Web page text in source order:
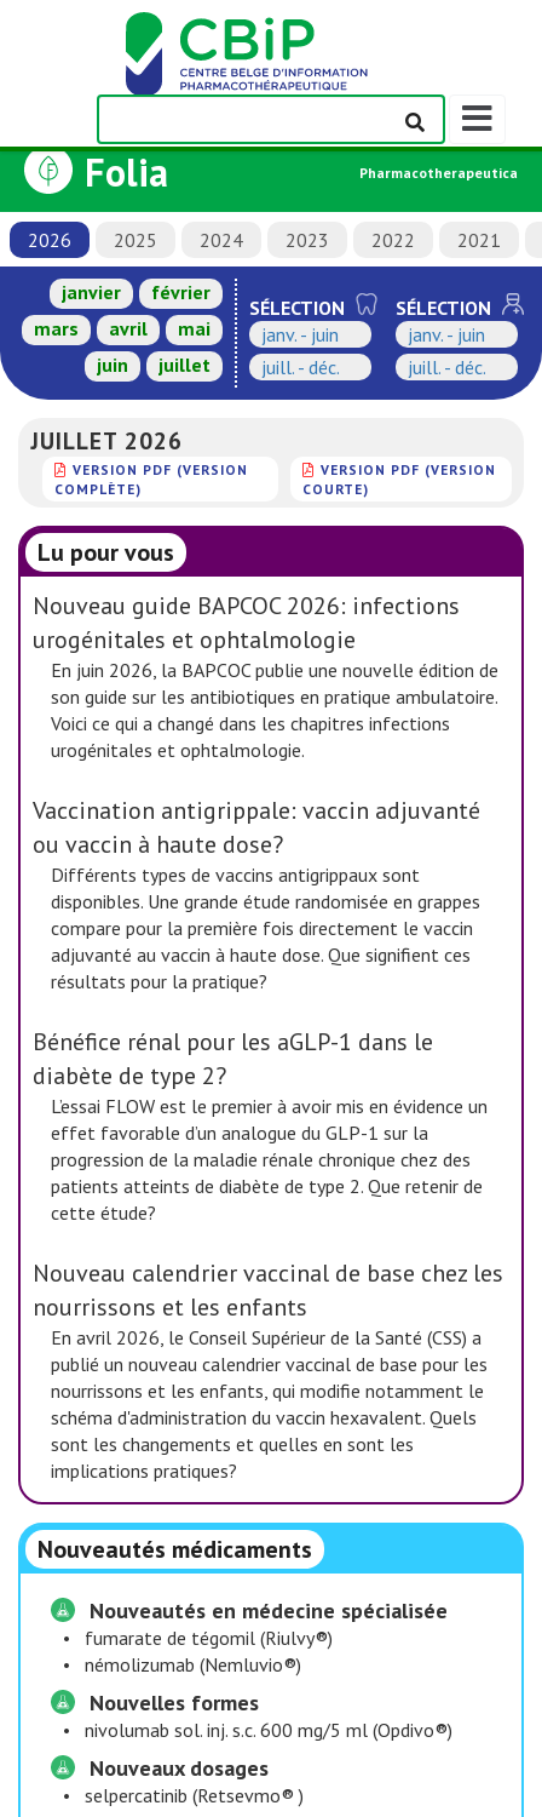
Afficher/
la
de
navigation
Folia Pharmacotherapeutica
2026 2025 2024 2023 2022 2021
janvier
février
mars
avril
mai
juin
juillet
SÉLECTION
janv. - juin
juill. - déc.
SÉLECTION
janv. - juin
juill. - déc.
JUILLET 2026
VERSION PDF (VERSION
COMPLÈTE)
VERSION PDF (VERSION
COURTE)
Lu pour vous
Nouveau guide BAPCOC 2026: infections
urogénitales et ophtalmologie
En juin 2026, la BAPCOC publie une nouvelle édition de
son guide sur les antibiotiques en pratique ambulatoire.
Voici ce qui a changé dans les chapitres infections
urogénitales et ophtalmologie.
Vaccination antigrippale: vaccin adjuvanté
ou vaccin à haute dose?
Différents types de vaccins antigrippaux sont
disponibles. Une grande étude randomisée en grappes
compare pour la première fois directement le vaccin
adjuvanté au vaccin à haute dose. Que signifient ces
résultats pour la pratique?
Bénéfice rénal pour les aGLP-1 dans le
diabète de type 2?
L’essai FLOW est le premier à avoir mis en évidence un
effet favorable d’un analogue du GLP-1 sur la
progression de la maladie rénale chronique chez des
patients atteints de diabète de type 2. Que retenir de
cette étude?
Nouveau calendrier vaccinal de base chez les
nourrissons et les enfants
En avril 2026, le Conseil Supérieur de la Santé (CSS) a
publié un nouveau calendrier vaccinal de base pour les
nourrissons et les enfants, qui modifie notamment le
schéma d'administration du vaccin hexavalent. Quels
sont les changements et quelles en sont les
implications pratiques?
Nouveautés médicaments
Nouveautés en médecine spécialisée
•
fumarate de tégomil (Riulvy®)
•
némolizumab (Nemluvio®)
Nouvelles formes
• nivolumab sol. inj. s.c. 600 mg/5 ml (Opdivo®)
Nouveaux dosages
• selpercatinib (Retsevmo® )